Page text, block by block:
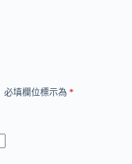
必填欄位標示為 *